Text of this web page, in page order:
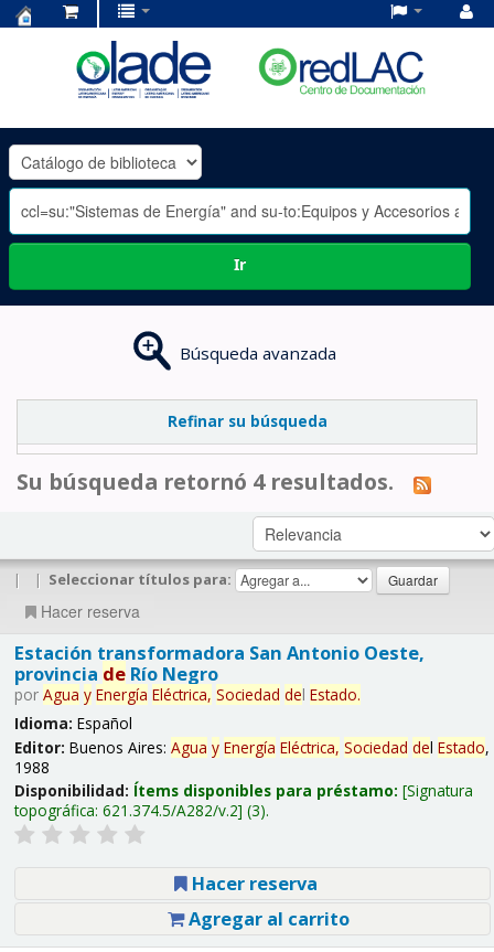
OLADE
-
Ir
Búsqueda avanzada
Refinar su búsqueda
Su búsqueda retornó 4 resultados.
| | Seleccionar títulos para:
Hacer reserva
Estación transformadora San Antonio Oeste,
provincia deRío Negro
por Agua y Energía Eléctrica, Sociedad del Estado.
Idioma: Español
Editor: Buenos Aires: Agua y Energía Eléctrica, Sociedad del Estado,
1988
Disponibilidad: Ítems disponibles para préstamo: Signatura
topográfica: 621.374.5/A282/v.2 (3).
Hacer reserva
Agregar al carrito